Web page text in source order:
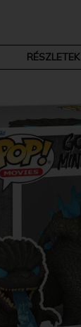
RÉSZLETEK